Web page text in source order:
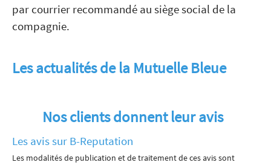
par courrier recommandé au siège social de la
compagnie.
Les actualités de la Mutuelle Bleue
Nos clients donnent leur avis
Les avis sur B-Reputation
Les modalités de publication et de traitement de ces avis sont